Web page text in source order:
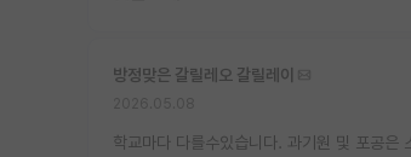
방정맞은 갈릴레오 갈릴레이
학교마다 다를수있습니다. 과기원 및 포공은